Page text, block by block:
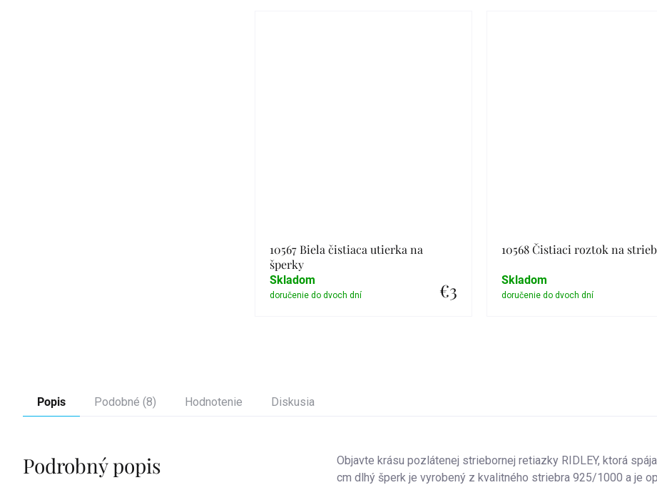
10567 Biela čistiaca utierka na
šperky
€3
Skladom
10568 Čistiaci roztok na
Skladom
Popis Podobné (8) Hodnotenie Diskusia
Podrobný popis
Objavte krásu pozlátenej striebornej retiazky RIDLEY, ktorá
cm dlhý šperk je vyrobený z kvalitného striebra 925/1000 a je